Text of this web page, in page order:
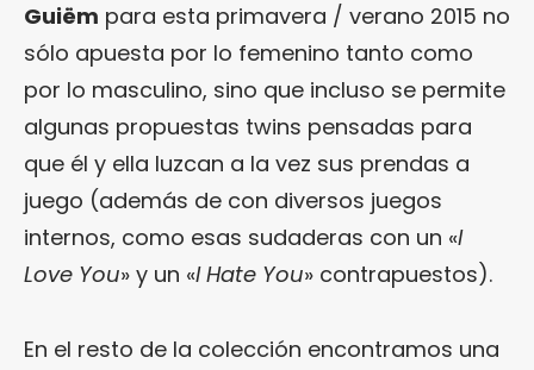
Guiëm para esta primavera / verano 2015 no
sólo apuesta por lo femenino tanto como
por lo masculino, sino que incluso se permite
algunas propuestas twins pensadas para
que él y ella luzcan a la vez sus prendas a
juego (además de con diversos juegos
internos, como esas sudaderas con un «I
Love You» y un «I Hate You» contrapuestos).
En el resto de la colección encontramos una